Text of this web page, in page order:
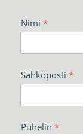
Nimi *
Sähköposti *
Puhelin *